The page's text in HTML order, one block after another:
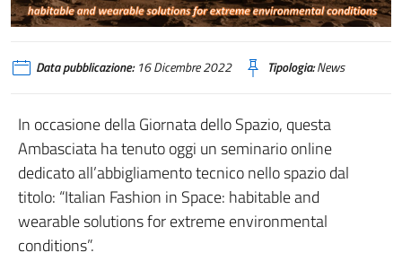
Data pubblicazione:16 Dicembre 2022 Tipologia:News
In occasione della Giornata dello Spazio, questa
Ambasciata ha tenuto oggi un seminario online
dedicato all’abbigliamento tecnico nello spazio dal
titolo: “Italian Fashion in Space: habitable and
wearable solutions for extreme environmental
conditions”.